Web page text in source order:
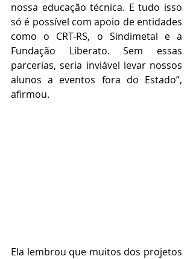
nossa educação técnica. E tudo isso
só é possível com apoio de entidades
como o CRT-RS, o Sindimetal e a
Fundação Liberato. Sem essas
parcerias, seria inviável levar nossos
alunos a eventos fora do Estado”,
afirmou.
Ela lembrou que muitos dos projetos